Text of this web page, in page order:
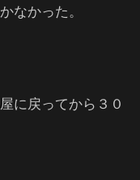
なかった。
に戻ってから３０